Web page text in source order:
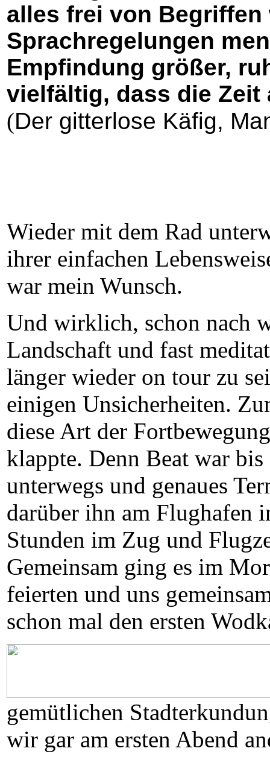
alles frei von
Sprachregelungen
Empfindung größer,
vielfältig, dass die Zeit
(Der gitterlose Käfig,
Wieder mit dem Rad
ihrer einfachen
war mein Wunsch.
Und wirklich, schon nach
Landschaft und fast
länger wieder on tour zu
einigen Unsicherheiten.
diese Art der
klappte. Denn Beat war
unterwegs und genaues
darüber ihn am Flughafen
Stunden im Zug und
Gemeinsam ging es im
feierten und uns
schon mal den ersten
gemütlichen
wir gar am ersten Abend